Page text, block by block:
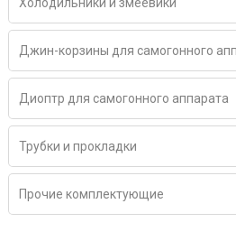
Джин-корзины для самогонного
Диоптр для самогонного аппарата
Трубки и прокладки
Прочие комплектующие